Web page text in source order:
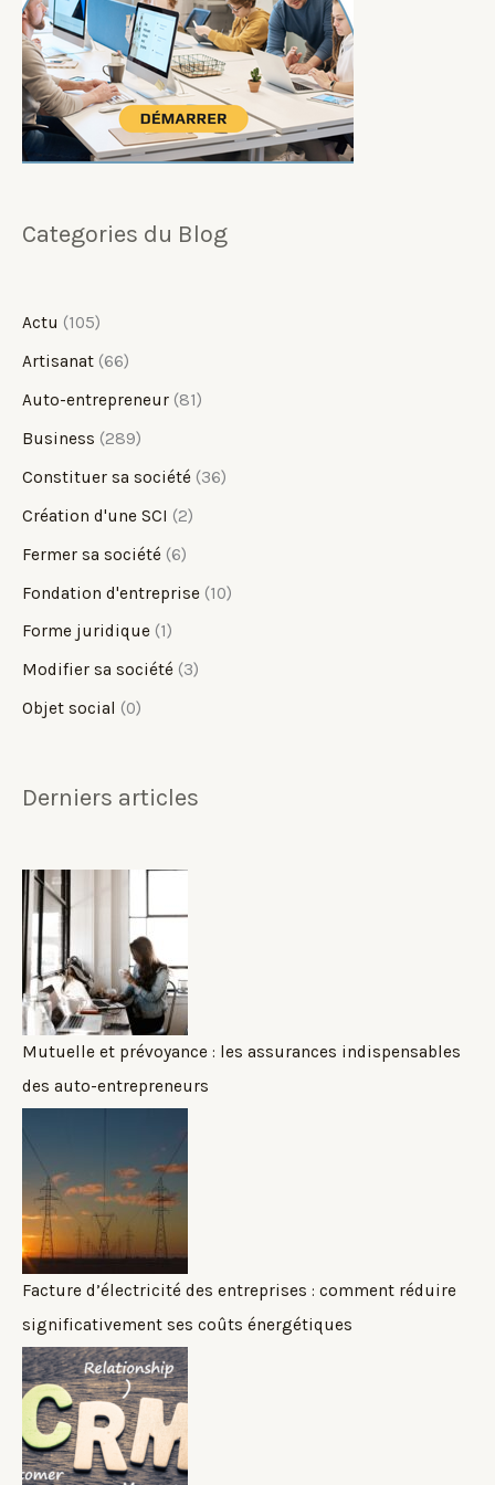
Categories du Blog
Actu (105)
Artisanat (66)
Auto-entrepreneur (81)
Business (289)
Constituer sa société (36)
Création d'une SCI (2)
Fermer sa société (6)
Fondation d'entreprise (10)
Forme juridique (1)
Modifier sa société (3)
Objet social (0)
Derniers articles
Mutuelle et prévoyance : les assurances indispensables
des auto-entrepreneurs
Facture d’électricité des entreprises : comment réduire
significativement ses coûts énergétiques